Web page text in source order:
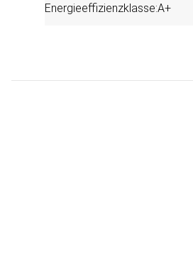
Energieeffizienzklasse:A+